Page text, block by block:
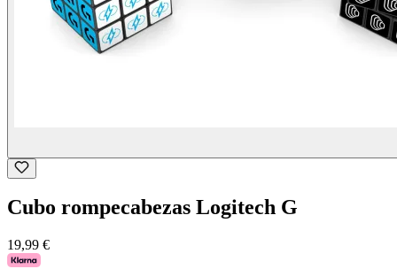
Cubo rompecabezas Logitech G
19,99 €